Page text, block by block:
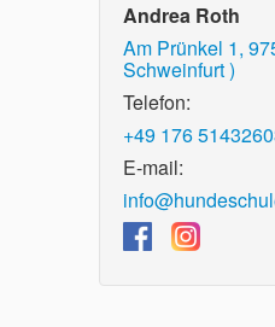
Andrea Roth
Am Prünkel 1,
Schweinfurt )
Telefon:
+49 176
E-mail: